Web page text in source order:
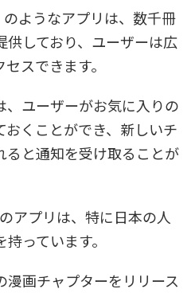
ようなアプリは、数千冊
しており、ユーザーは広
スできます。
、ユーザーがお気に入りの
くことができ、新しいチ
ると通知を受け取ることが
アプリは、特に日本の人
っています。
漫画チャプターをリリース